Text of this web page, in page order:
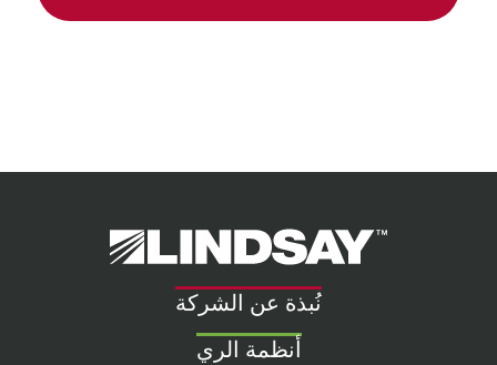
Lindsay.
Link
homepage
نُبذة عن الشركة
أنظمة الري